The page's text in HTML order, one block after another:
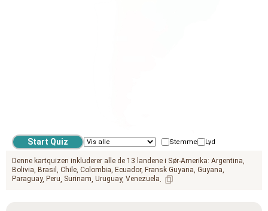
Stemme Lyd
Denne kartquizen inkluderer alle de 13 landene i Sør-Amerika: Argentina
Bolivia
Brasil Chile Colombia Ecuador Fransk Guyana Guyana
Paraguay Peru Surinam Uruguay Venezuela